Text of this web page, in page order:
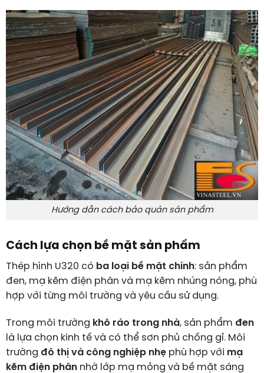
Hướng dẫn cách bảo quản sản phẩm
Cách lựa chọn bề mặt sản phẩm
Thép hình U320 có ba loại bề mặt chính: sản phẩm
đen, mạ kẽm điện phân và mạ kẽm nhúng nóng, phù
hợp với từng môi trường và yêu cầu sử dụng.
Trong môi trường khô ráo trong nhà, sản phẩm đen
là lựa chọn kinh tế và có thể sơn phủ chống gỉ. Môi
trường đô thị và công nghiệp nhẹphù hợp với mạ
kẽm điện phânnhờ lớp mạ mỏng và bề mặt sáng